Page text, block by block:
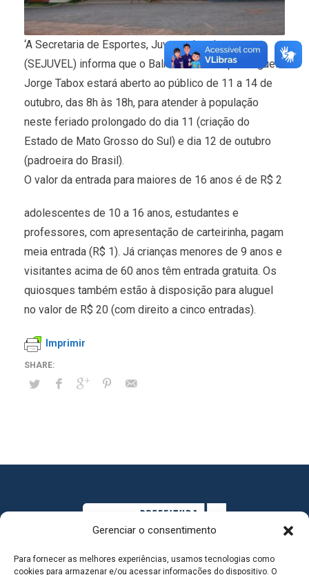
Gerenciar o consentimento
Para fornecer as melhores experiências, usamos tecnologias como
cookies para armazenar e/ou acessar informações do dispositivo. O
‘A Secretaria de Esportes, Juventude e Lazer
(SEJUVEL) informa que o Balneário Municipal Miguel
Jorge Tabox estará aberto ao público de 11 a 14 de
outubro, das 8h às 18h, para atender à população
neste feriado prolongado do dia 11 (criação do
Estado de Mato Grosso do Sul) e dia 12 de outubro
(padroeira do Brasil).
O valor da entrada para maiores de 16 anos é de R$ 2
adolescentes de 10 a 16 anos, estudantes e
professores, com apresentação de carteirinha, pagam
meia entrada (R$ 1). Já crianças menores de 9 anos e
visitantes acima de 60 anos têm entrada gratuita. Os
quiosques também estão à disposição para aluguel
no valor de R$ 20 (com direito a cinco entradas).
Imprimir